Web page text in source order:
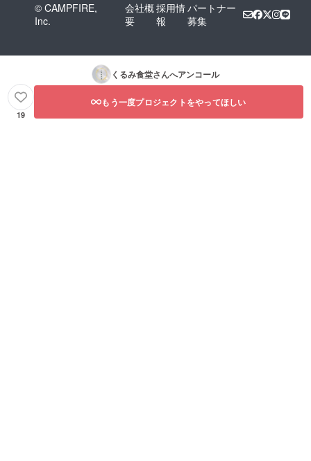
© CAMPFIRE,
Inc.
会社概
要
採用情
報
パートナー
募集
くるみ食堂さんへアンコール
19
もう一度プロジェクトをやってほしい